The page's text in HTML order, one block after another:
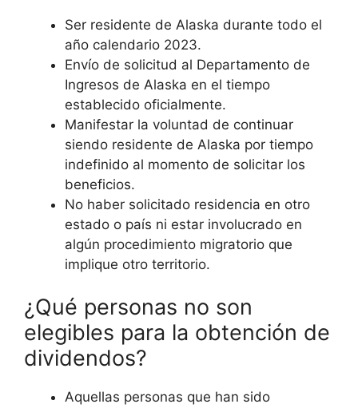
Ser residente de Alaska durante todo el
año calendario 2023.
Envío de solicitud al Departamento de
Ingresos de Alaska en el tiempo
establecido oficialmente.
Manifestar la voluntad de continuar
siendo residente de Alaska por tiempo
indefinido al momento de solicitar los
beneficios.
No haber solicitado residencia en otro
estado o país ni estar involucrado en
algún procedimiento migratorio que
implique otro territorio.
¿Qué personas no son
elegibles para la obtención de
dividendos?
Aquellas personas que han sido